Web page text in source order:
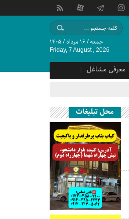
جمعه / ۱۶ مرداد / ۱۴۰۵
Friday, 7 August , 2026
معرفی مشاغل
محل تبلیغات